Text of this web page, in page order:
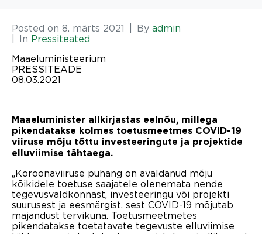
Posted on 8. märts 2021 By admin
In Pressiteated
Maaeluministeerium
PRESSITEADE
08.03.2021
Maaeluminister allkirjastas eelnõu, millega
pikendatakse kolmes toetusmeetmes COVID-19
viiruse mõju tõttu investeeringute ja projektide
elluviimise tähtaega.
„Koroonaviiruse puhang on avaldanud mõju
kõikidele toetuse saajatele olenemata nende
tegevusvaldkonnast, investeeringu või projekti
suurusest ja eesmärgist, sest COVID-19 mõjutab
majandust tervikuna. Toetusmeetmetes
pikendatakse toetatavate tegevuste elluviimise